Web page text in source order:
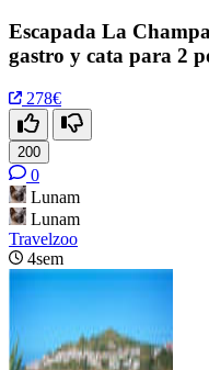
Escapada La
gastro y cata para 2
278€
200
0
Lunam
Lunam
Travelzoo
4sem